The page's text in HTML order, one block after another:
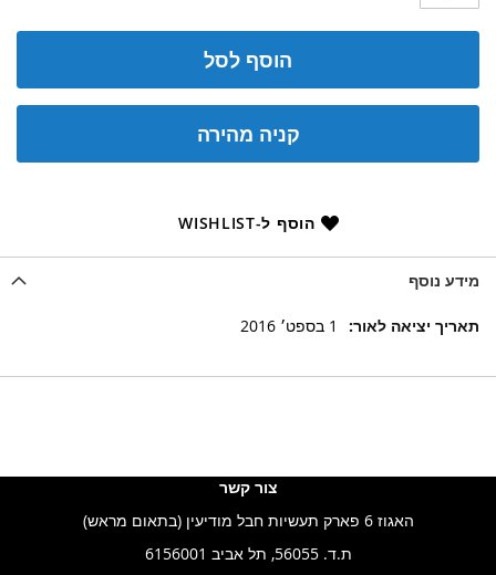
הוסף לסל
קניה מהירה
הוסף ל-WISHLIST
מידע נוסף
מידע
1 בספט׳ 2016
צור קשר
האגוז 6 פארק תעשיות חבל מודיעין (בתאום מראש)
ת.ד. 56055, תל אביב 6156001